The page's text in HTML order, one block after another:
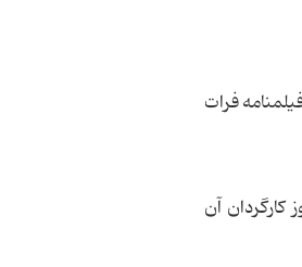
البته بجز فیلمنامه فرات
آن